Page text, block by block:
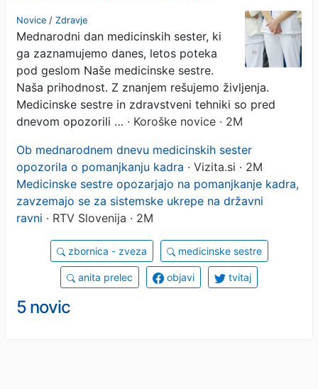
opozorila o pomanjkanju
kadra
Novice / Zdravje
Mednarodni dan medicinskih sester, ki
ga zaznamujemo danes, letos poteka
pod geslom Naše medicinske sestre.
Naša prihodnost. Z znanjem rešujemo življenja.
Medicinske sestre in zdravstveni tehniki so pred
dnevom opozorili … · Koroške novice · 2M
Ob mednarodnem dnevu medicinskih sester
opozorila o pomanjkanju kadra · Vizita.si · 2M
Medicinske sestre opozarjajo na pomanjkanje kadra,
zavzemajo se za sistemske ukrepe na državni
ravni · RTV Slovenija · 2M
zbornica - zveza medicinske sestre
anita prelec objavi tvitaj
5 novic